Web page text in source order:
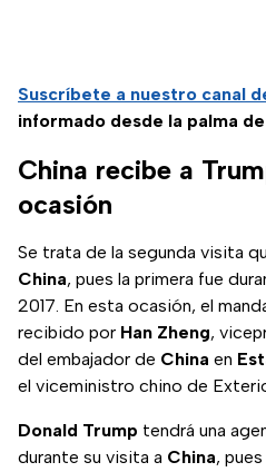
Suscríbete a nuestro canal
informado desde la palma
China recibe a
ocasión
Se trata de la segunda visita
China, pues la primera fue
2017. En esta ocasión, el
recibido por Han Zheng,
del embajador de China en
el viceministro chino de
Donald Trump tendrá una
durante su visita a China,